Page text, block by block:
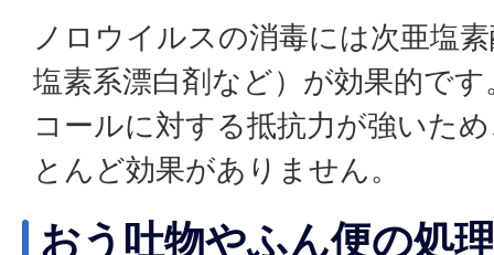
ノロウイルスの消毒には次亜塩
塩素系漂白剤など）が効果的で
コールに対する抵抗力が強いた
とんど効果がありません。
おう吐物やふん便の処理